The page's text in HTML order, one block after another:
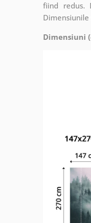
fiind redus.
Dimensiuni